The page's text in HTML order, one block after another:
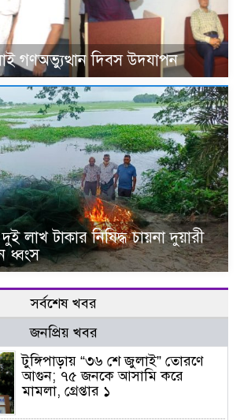
গণঅভ্যুত্থান দিবস উদযাপন
লাখ টাকার নিষিদ্ধ চায়না দুয়ারী
ধ্বংস
সর্বশেষ খবর
জনপ্রিয় খবর
টুঙ্গিপাড়ায় “৩৬ শে জুলাই” তোরণে
আগুন; ৭৫ জনকে আসামি করে
মামলা, গ্রেপ্তার ১